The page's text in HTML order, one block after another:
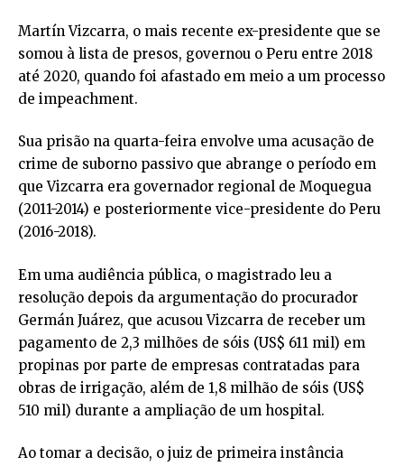
Martín Vizcarra, o mais recente ex-presidente que se
somou à lista de presos, governou o Peru entre 2018
até 2020, quando foi afastado em meio a um processo
de impeachment.
Sua prisão na quarta-feira envolve uma acusação de
crime de suborno passivo que abrange o período em
que Vizcarra era governador regional de Moquegua
(2011-2014) e posteriormente vice-presidente do Peru
(2016-2018).
Em uma audiência pública, o magistrado leu a
resolução depois da argumentação do procurador
Germán Juárez, que acusou Vizcarra de receber um
pagamento de 2,3 milhões de sóis (US$ 611 mil) em
propinas por parte de empresas contratadas para
obras de irrigação, além de 1,8 milhão de sóis (US$
510 mil) durante a ampliação de um hospital.
Ao tomar a decisão, o juiz de primeira instância